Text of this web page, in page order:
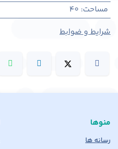
مساحت:
40
شرایط و ضوابط
منوها
رسانه ها